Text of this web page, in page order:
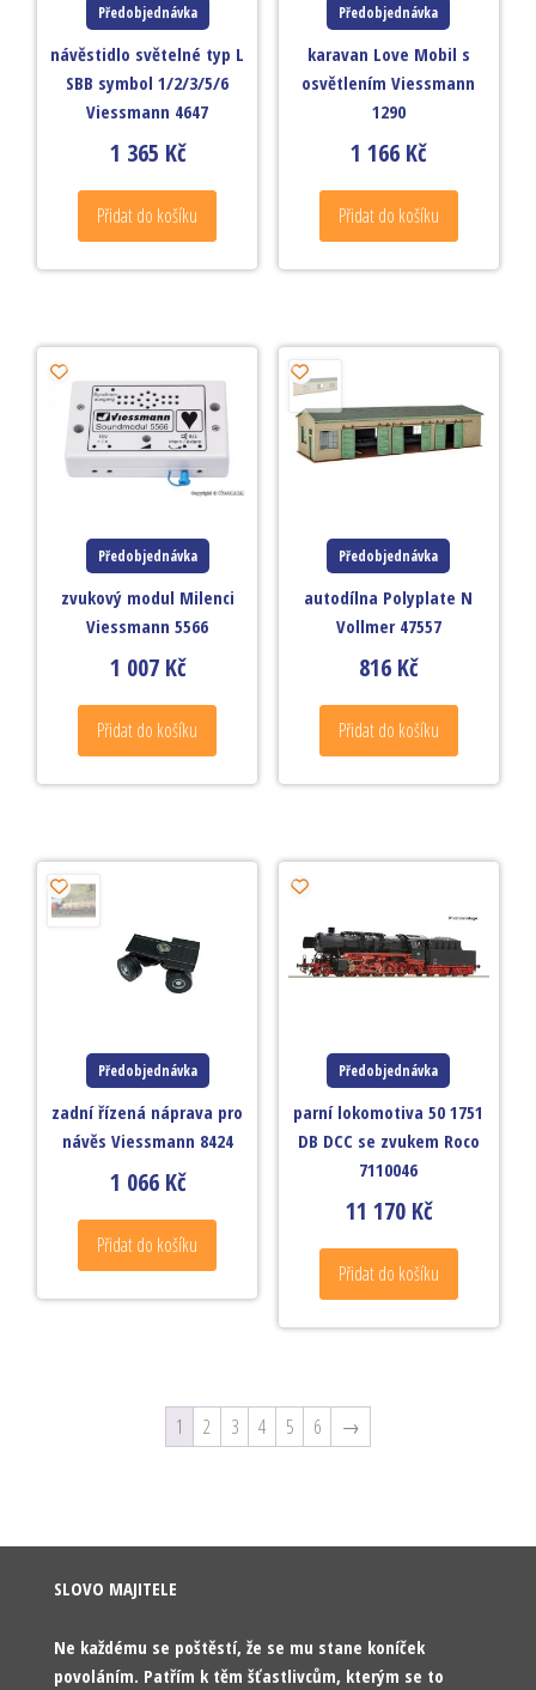
Předobjednávka
návěstidlo světelné typ L
SBB symbol 1/2/3/5/6
Viessmann 4647
1 365 Kč
Přidat do košíku
Předobjednávka
karavan Love Mobil s
osvětlením Viessmann
1290
1 166 Kč
Přidat do košíku
Předobjednávka
zvukový modul Milenci
Viessmann 5566
1 007 Kč
Přidat do košíku
Předobjednávka
autodílna Polyplate N
Vollmer 47557
816 Kč
Přidat do košíku
Předobjednávka
zadní řízená náprava pro
návěs Viessmann 8424
1 066 Kč
Přidat do košíku
Předobjednávka
parní lokomotiva 50 1751
DB DCC se zvukem Roco
7110046
11 170 Kč
Přidat do košíku
1 2 3 4 5 6 →
SLOVO MAJITELE
Ne každému se poštěstí, že se mu stane koníček
povoláním. Patřím k těm šťastlivcům, kterým se to